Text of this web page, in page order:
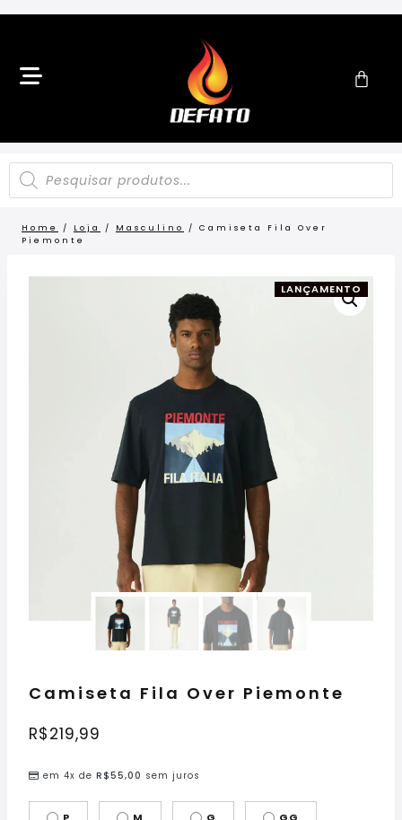
Home / Loja / Masculino /
Camiseta Fila Over
Piemonte
LANÇAMENTO
Camiseta Fila Over Piemonte
R$219,99
em 4x de R$55,00 sem juros